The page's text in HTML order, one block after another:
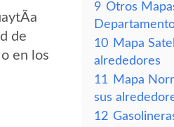
de
en los
9 Otros
10 Mapa
alrededores
11
Mapa
sus
12